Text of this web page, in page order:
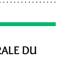
DU